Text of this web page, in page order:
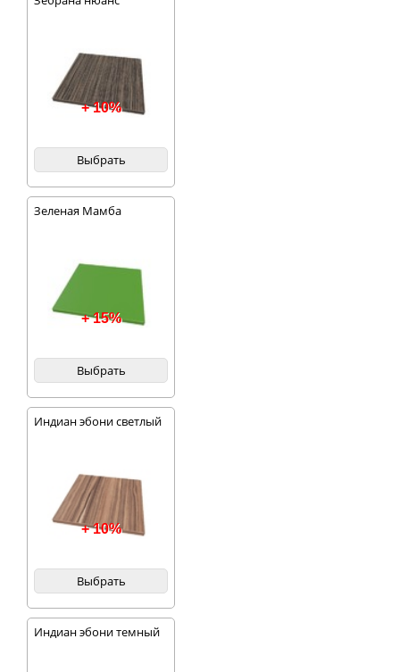
+ 10%
Выбрать
Зеленая Мамба
+ 15%
Выбрать
Индиан эбони светлый
+ 10%
Выбрать
Индиан эбони темный